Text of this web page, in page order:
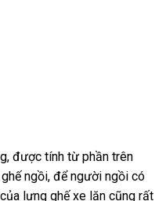
được tính từ phần trên
ngồi, để người ngồi có
lưng ghế xe lăn cũng rất